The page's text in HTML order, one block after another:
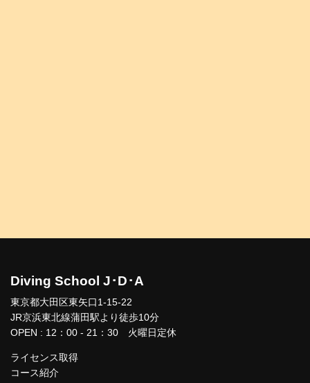
Diving School J･D･A
東京都大田区東矢口1-15-22
JR京浜東北線蒲田駅より徒歩10分
OPEN : 12：00 - 21：30 火曜日定休
ライセンス取得
コース紹介